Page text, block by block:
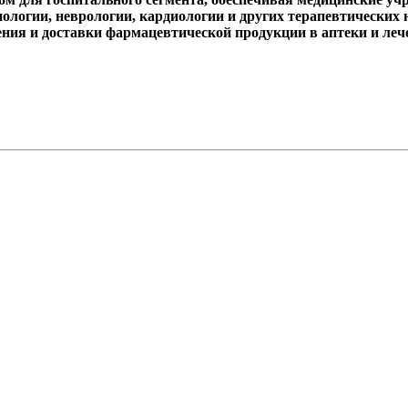
неврологии, кардиологии и других
и доставки фармацевтической продукции в аптеки и